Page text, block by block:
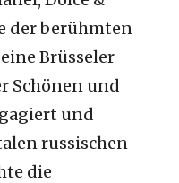
der berühmten
Brüsseler
Schönen und
und
russischen
die